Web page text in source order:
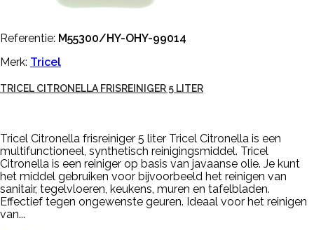
Referentie: M55300/HY-OHY-99014
Merk: Tricel
TRICEL CITRONELLA FRISREINIGER 5 LITER
Tricel Citronella frisreiniger 5 liter Tricel Citronella is een
multifunctioneel, synthetisch reinigingsmiddel. Tricel
Citronella is een reiniger op basis van javaanse olie. Je kunt
het middel gebruiken voor bijvoorbeeld het reinigen van
sanitair, tegelvloeren, keukens, muren en tafelbladen.
Effectief tegen ongewenste geuren. Ideaal voor het reinigen
van...